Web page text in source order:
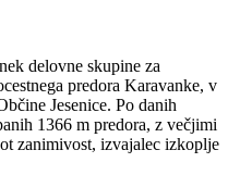
delovne skupine za
predora Karavanke, v
Jesenice. Po danih
1366 m predora, z večjimi
zanimivost, izvajalec izkoplje